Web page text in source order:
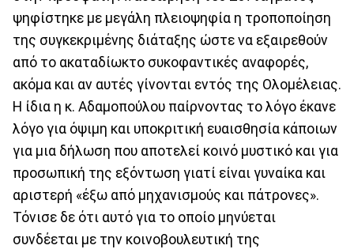
ψηφίστηκε με μεγάλη πλειοψηφία η τροποποίηση
της συγκεκριμένης διάταξης ώστε να εξαιρεθούν
από το ακαταδίωκτο συκοφαντικές αναφορές,
ακόμα και αν αυτές γίνονται εντός της Ολομέλειας.
Η ίδια η κ. Αδαμοπούλου παίρνοντας το λόγο έκανε
λόγο για όψιμη και υποκριτική ευαισθησία κάποιων
για μια δήλωση που αποτελεί κοινό μυστικό και για
προσωπική της εξόντωση γιατί είναι γυναίκα και
αριστερή «έξω από μηχανισμούς και πάτρονες».
Τόνισε δε ότι αυτό για το οποίο μηνύεται
συνδέεται με την κοινοβουλευτική της